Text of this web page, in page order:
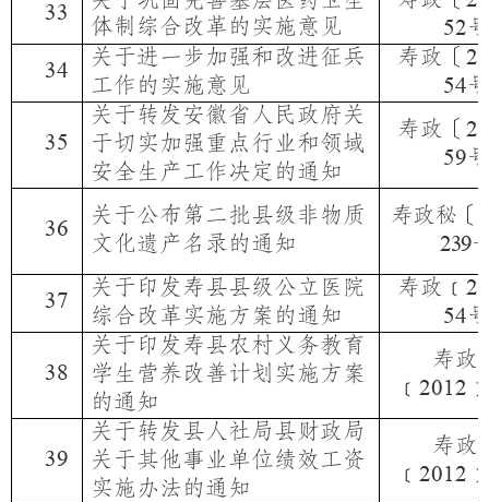
33
体制综合改革的实施意见
52号
34
关于进一步加强和改进征兵
工作的实施意见
寿政〔
54号
35
关于转发安徽省人民政府关
于切实加强重点行业和领域
安全生产工作决定的通知
寿政〔
59号
36
关于公布第二批县级非物质
文化遗产名录的通知
寿政秘〔
239
37
关于印发寿县县级公立医院
综合改革实施方案的通知
寿政﹝
54号
38
关于印发寿县农村义务教育
学生营养改善计划实施方案
的通知
寿政
﹝ 2012 ﹞
39
关于转发县人社局县财政局
关于其他事业单位绩效工资
实施办法的通知
寿政
﹝ 2012 ﹞